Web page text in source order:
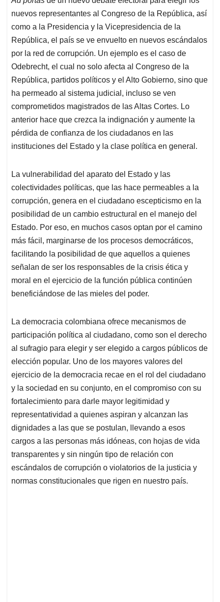
s
A
p
p
b
o
o
k
e
d
I
n
l
a
d
s
nuevos representantes al Congreso de la República, así
como a la Presidencia y la Vicepresidencia de la
República, el país se ve envuelto en nuevos escándalos
por la red de corrupción. Un ejemplo es el caso de
Odebrecht, el cual no solo afecta al Congreso de la
República, partidos políticos y el Alto Gobierno, sino que
ha permeado al sistema judicial, incluso se ven
comprometidos magistrados de las Altas Cortes. Lo
anterior hace que crezca la indignación y aumente la
pérdida de confianza de los ciudadanos en las
instituciones del Estado y la clase política en general.
La vulnerabilidad del aparato del Estado y las
colectividades políticas, que las hace permeables a la
corrupción, genera en el ciudadano escepticismo en la
posibilidad de un cambio estructural en el manejo del
Estado. Por eso, en muchos casos optan por el camino
más fácil, marginarse de los procesos democráticos,
facilitando la posibilidad de que aquellos a quienes
señalan de ser los responsables de la crisis ética y
moral en el ejercicio de la función pública continúen
beneficiándose de las mieles del poder.
La democracia colombiana ofrece mecanismos de
participación política al ciudadano, como son el derecho
al sufragio para elegir y ser elegido a cargos públicos de
elección popular. Uno de los mayores valores del
ejercicio de la democracia recae en el rol del ciudadano
y la sociedad en su conjunto, en el compromiso con su
fortalecimiento para darle mayor legitimidad y
representatividad a quienes aspiran y alcanzan las
dignidades a las que se postulan, llevando a esos
cargos a las personas más idóneas, con hojas de vida
transparentes y sin ningún tipo de relación con
escándalos de corrupción o violatorios de la justicia y
normas constitucionales que rigen en nuestro país.